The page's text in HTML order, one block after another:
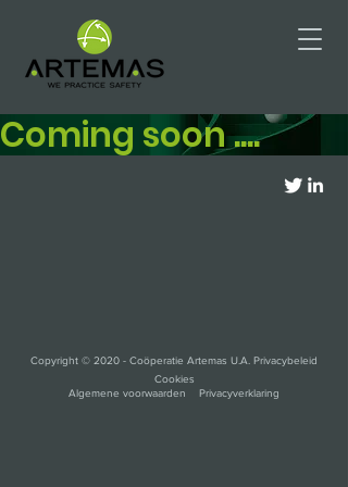
Coming soon ....
Copyright © 2020 - Coöperatie Artemas U.A. Privacybeleid
Cookies
Algemene voorwaarden Privacyverklaring